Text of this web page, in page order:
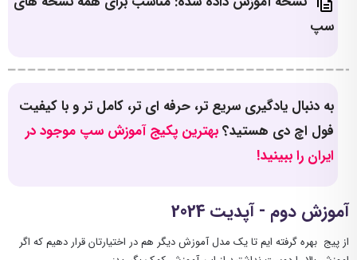
سپ
به دنبال یادگیری سریع تر، حرفه ای تر، کامل تر و با کیفیت
فول اچ دی هستید؟بهترین پکیج آموزش سپ موجود در
ایران را ببینید!
آموزش دوم - آپدیت 2024
از پیج بهره گرفته ایم تا یک مدل آموزش دیگر هم در اختیارتان قرار دهیم که اگر